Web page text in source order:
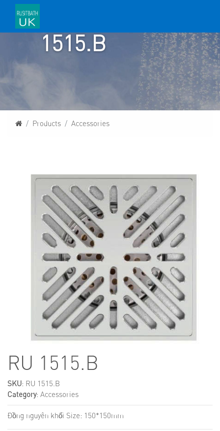
1515.B
Homepage
Products Accessories
RU 1515.B
SKU: RU 1515.B
Category: Accessories
Đồng nguyên khối Size: 150*150mm